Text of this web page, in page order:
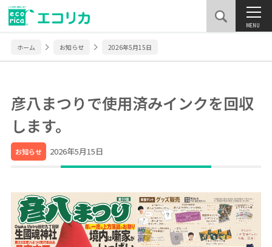
MENU
ホーム お知らせ 2026年5月15日
彦八まつりで使用済みインクを回収
します。
お知らせ 2026年5月15日